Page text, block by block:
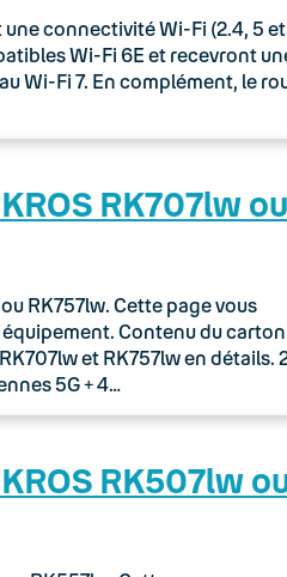
connectivité Wi-Fi (2.4, 5
Wi-Fi 6E et recevront
Wi-Fi 7. En complément, le
RK707lw ou
RK757lw. Cette page vous
Contenu du carton
et RK757lw en détails.
5G + 4…
RK507lw